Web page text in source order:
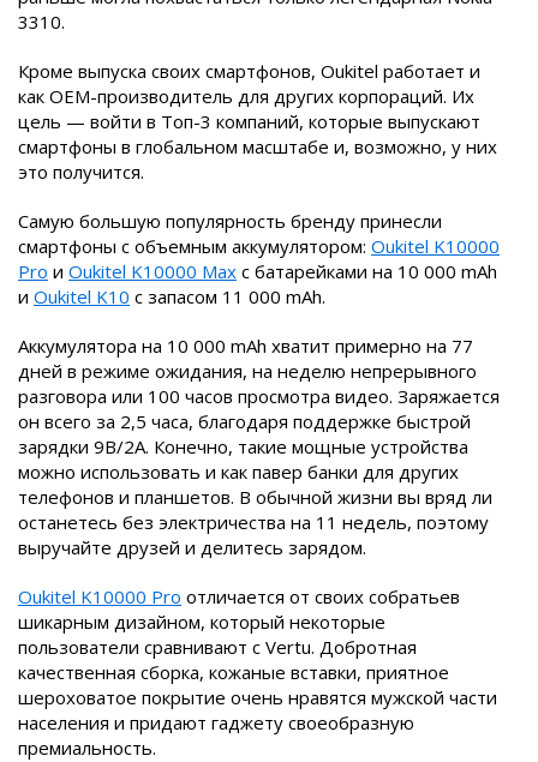
3310.
Кроме выпуска своих смартфонов, Oukitel работает и
как OEM-производитель для других корпораций. Их
цель — войти в Топ-3 компаний, которые выпускают
смартфоны в глобальном масштабе и, возможно, у них
это получится.
Самую большую популярность бренду принесли
смартфоны с объемным аккумулятором: Oukitel K10000
Pro и Oukitel K10000 Max с батарейками на 10 000 mAh
и Oukitel K10 с запасом 11 000 mAh.
Аккумулятора на 10 000 mAh хватит примерно на 77
дней в режиме ожидания, на неделю непрерывного
разговора или 100 часов просмотра видео. Заряжается
он всего за 2,5 часа, благодаря поддержке быстрой
зарядки 9В/2А. Конечно, такие мощные устройства
можно использовать и как павер банки для других
телефонов и планшетов. В обычной жизни вы вряд ли
останетесь без электричества на 11 недель, поэтому
выручайте друзей и делитесь зарядом.
Oukitel K10000 Pro отличается от своих собратьев
шикарным дизайном, который некоторые
пользователи сравнивают с Vertu. Добротная
качественная сборка, кожаные вставки, приятное
шероховатое покрытие очень нравятся мужской части
населения и придают гаджету своеобразную
премиальность.